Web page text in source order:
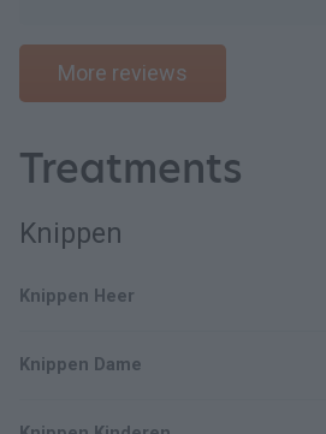
More reviews
Treatments
Knippen
Knippen Heer
Knippen Dame